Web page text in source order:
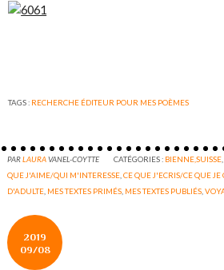
TAGS : RECHERCHE ÉDITEUR POUR MES POÈMES
PARLAURAVANEL-COYTTE CATÉGORIES : BIENNE,SUISSE
QUE J'AIME/QUI M'INTERESSE ,CE QUE J'ECRIS/CE QUE JE
D'ADULTE MES TEXTES PRIMÉS MES TEXTES PUBLIÉS ,
2019
09/08